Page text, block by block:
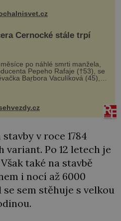
Černocké stále trpí
po náhlé smrti manžela,
Pepeho Rafaje (†53), se
Barbora Vaculíková (45),
Petry Černocké (75), poprvé
veřejnosti. Na sociální síti
že se snaží fung...
v roce 1784
variant. Po 12 letech je
také na stavbě
i nocí až 6000
se sem stěhuje s velkou